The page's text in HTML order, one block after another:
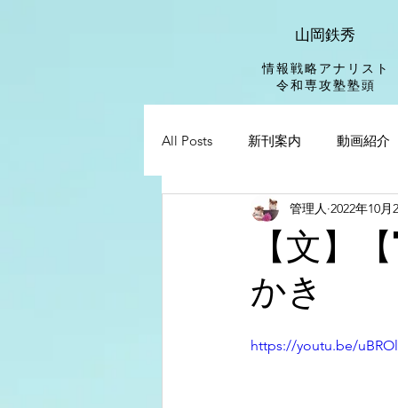
山岡鉄秀
情報戦略アナリスト
​令和専攻塾塾頭
All Posts 新刊案内 動画紹介
【文
かき
管理人 2022年10月
https://youtu.be/